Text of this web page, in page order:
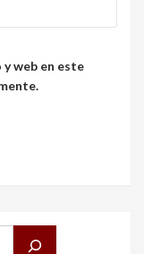
web en este